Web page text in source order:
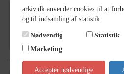
1943
Niels Ludvig
Dotmosegård
arkiv.dk anvender cookies til at
og til indsamling af statistik.
Nødvendig
Statistik
Marketing
Accepter nødvendige